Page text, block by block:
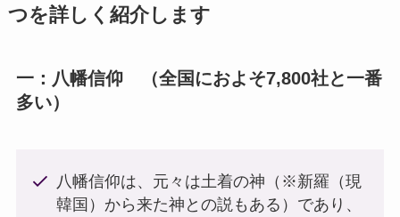
つを詳しく紹介します
一：八幡信仰 （全国におよそ7,800社と一番
多い）
八幡信仰は、元々は土着の神（※新羅（現
韓国）から来た神との説もある）であり、